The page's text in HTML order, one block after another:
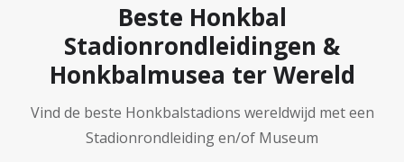
Beste Honkbal
Stadionrondleidingen &
Honkbalmusea ter Wereld
Vind de beste Honkbalstadions wereldwijd met een
Stadionrondleiding en/of Museum